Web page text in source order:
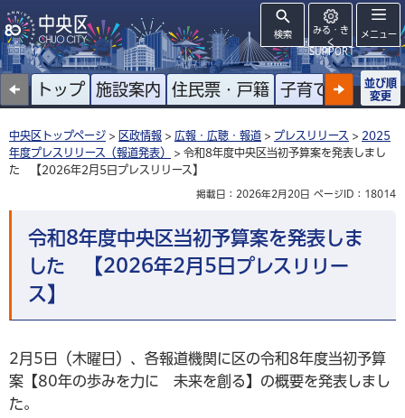
検索
みる・き
く
SUPPORT
メニュー
トップ 施設案内 住民票・戸籍 子育て 高齢者
並び順
変更
中央区トップページ > 区政情報 > 広報・広聴・報道 > プレスリリース > 2025
年度プレスリリース（報道発表）
> 令和8年度中央区当初予算案を発表しまし
た 【2026年2月5日プレスリリース】
掲載日：2026年2月20日 ページID：18014
令和8年度中央区当初予算案を発表しま
した 【2026年2月5日プレスリリー
ス】
2月5日（木曜日）、各報道機関に区の令和8年度当初予算
案【80年の歩みを力に 未来を創る】の概要を発表しまし
た。